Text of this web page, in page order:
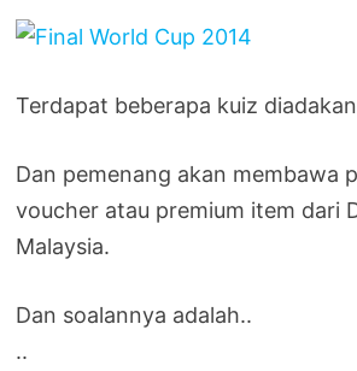
Terdapat beberapa kuiz
Dan pemenang akan membawa
voucher atau premium item dari
Malaysia.
Dan soalannya adalah..
..